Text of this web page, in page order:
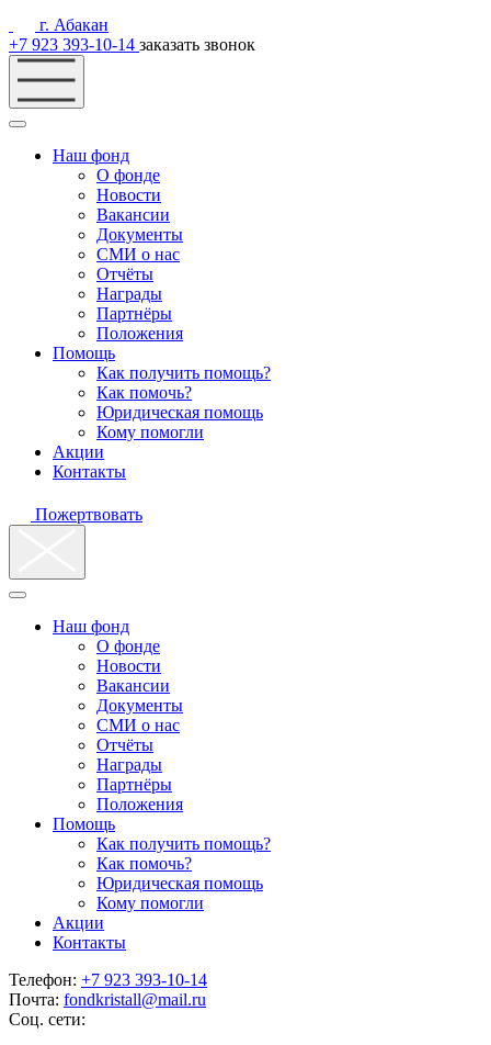
г. Абакан
+7 923 393-10-14 заказать звонок
Наш фонд
О фонде
Новости
Вакансии
Документы
СМИ о нас
Отчёты
Награды
Партнёры
Положения
Помощь
Как получить помощь?
Как помочь?
Юридическая помощь
Кому помогли
Акции
Контакты
Пожертвовать
Наш фонд
О фонде
Новости
Вакансии
Документы
СМИ о нас
Отчёты
Награды
Партнёры
Положения
Помощь
Как получить помощь?
Как помочь?
Юридическая помощь
Кому помогли
Акции
Контакты
Телефон: +7 923 393-10-14
Почта: fondkristall@mail.ru
Соц. сети: